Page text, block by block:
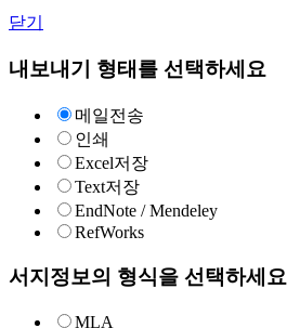
닫기
내보내기 형태를 선택하세요
메일전송
인쇄
Excel저장
Text저장
EndNote / Mendeley
RefWorks
서지정보의 형식을 선택하세요
MLA